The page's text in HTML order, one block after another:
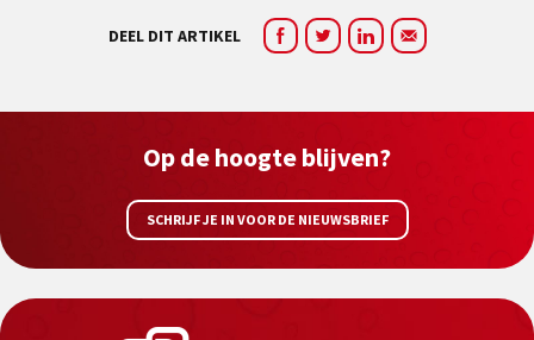
DEEL DIT ARTIKEL
Op de hoogte blijven?
SCHRIJF JE IN VOOR DE NIEUWSBRIEF